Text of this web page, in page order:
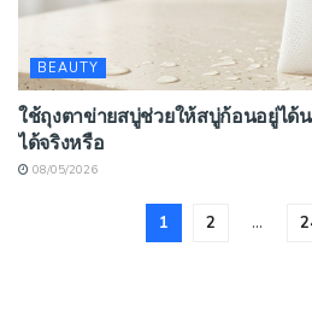
BEAUTY
ใช้ถุงตาข่ายสบู่ช่วยให้สบู่ก้อนอยู่ไ
ได้จริงหรือ
08/05/2026
1 2 …